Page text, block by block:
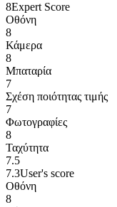
8Expert Score
Οθόνη
8
Κάμερα
8
Μπαταρία
7
Σχέση ποιότητας τιμής
7
Φωτογραφίες
8
Ταχύτητα
7.5
7.3User's score
Οθόνη
8